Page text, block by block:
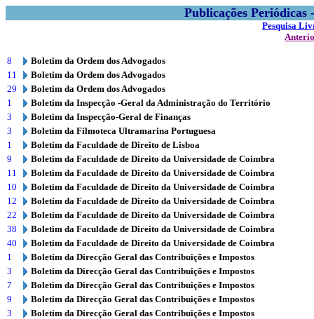
Publicações
Pesquisa
8
Boletim da Ordem dos Advogados
11
Boletim da Ordem dos Advogados
29
Boletim da Ordem dos Advogados
1
Boletim da Inspecção -Geral da Administração do Território
3
Boletim da Inspecção-Geral de Finanças
3
Boletim da Filmoteca Ultramarina Portuguesa
1
Boletim da Faculdade de Direito de Lisboa
9
Boletim da Faculdade de Direito da Universidade de Coimbra
11
Boletim da Faculdade de Direito da Universidade de Coimbra
10
Boletim da Faculdade de Direito da Universidade de Coimbra
12
Boletim da Faculdade de Direito da Universidade de Coimbra
22
Boletim da Faculdade de Direito da Universidade de Coimbra
38
Boletim da Faculdade de Direito da Universidade de Coimbra
40
Boletim da Faculdade de Direito da Universidade de Coimbra
1
Boletim da Direcção Geral das Contribuições e Impostos
3
Boletim da Direcção Geral das Contribuições e Impostos
7
Boletim da Direcção Geral das Contribuições e Impostos
9
Boletim da Direcção Geral das Contribuições e Impostos
3
Boletim da Direcção Geral das Contribuições e Impostos